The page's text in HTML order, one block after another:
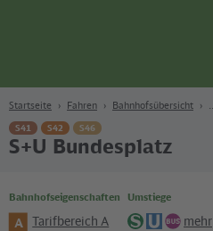
Startseite Fahren Bahnhofsübersicht
S41 S42 S46
S+U Bundesplatz
Bahnhofseigenschaften
A Tarifbereich A
Umstiege
mehr